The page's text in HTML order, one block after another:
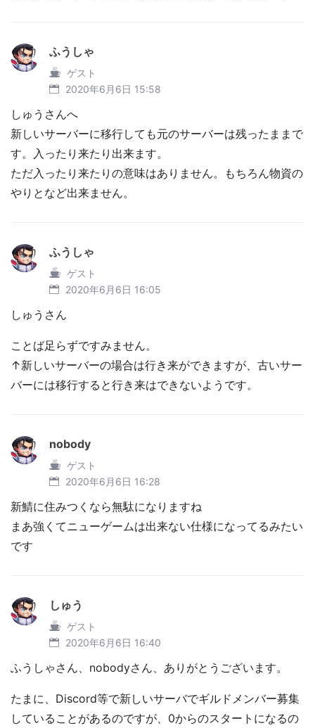
ふうしゃ
ゲスト
2020年6月6日 15:58
しゅうさんへ
新しいサーバーに移行しても元のサーバーは残ったままで
す。入ったり来たり出来ます。
ただ入ったり来たりの意味はありません。もちろん物資の
やりとなど出来ません。
ふうしゃ
ゲスト
2020年6月6日 16:05
しゅうさん
ことば足らずですみません。
↑新しいサーバーの場合は行き来ができますが、古いサー
バーには移行すると行き来はできないようです。
nobody
ゲスト
2020年6月6日 16:28
新鯖に住みつくなら無駄になりますね
まあ強くてニューゲームは出来ない仕様になってるみたい
です
しゅう
ゲスト
2020年6月6日 16:40
ふうしゃさん、nobodyさん、ありがとうございます。
たまに、Discord等で新しいサーバでギルドメンバー募集
していることがあるのですが、0からのスタートになるの